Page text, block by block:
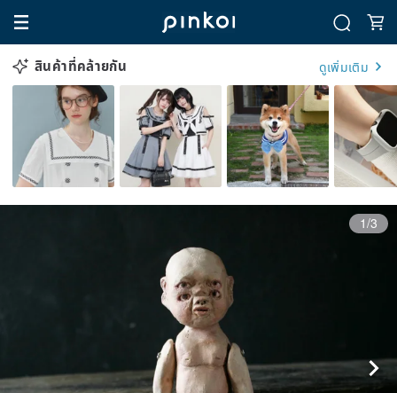
สินค้าที่คล้ายกัน ดูเพิ่มเติม
1/3